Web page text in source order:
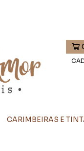
CARIMBEIRAS E